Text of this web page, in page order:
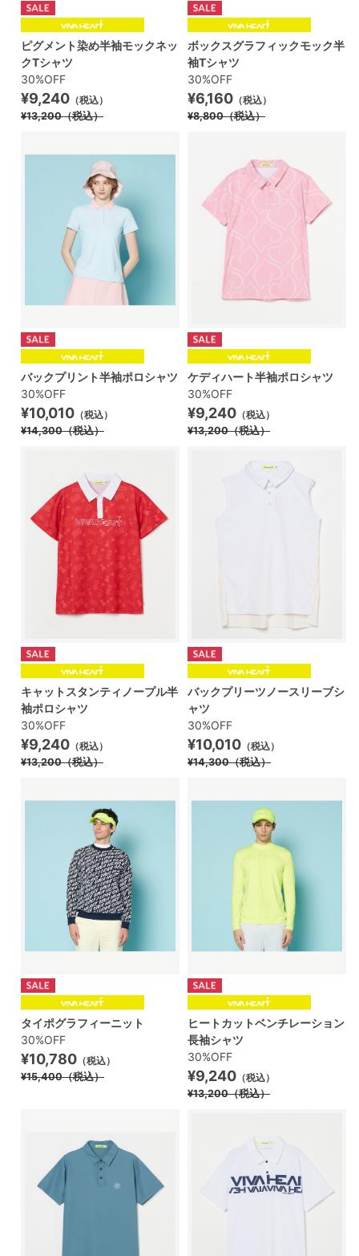
ピグメント染め半袖モックネッ
クTシャツ
30%OFF
¥9,240 （税込）
¥13,200（税込）
ボックスグラフィックモック半
袖Tシャツ
30%OFF
¥6,160 （税込）
¥8,800（税込）
バックプリント半袖ポロシャツ
30%OFF
¥10,010 （税込）
¥14,300（税込）
ケディハート半袖ポロシャツ
30%OFF
¥9,240 （税込）
¥13,200（税込）
キャットスタンティノープル半
袖ポロシャツ
30%OFF
¥9,240 （税込）
¥13,200（税込）
バックプリーツノースリーブシ
ャツ
30%OFF
¥10,010 （税込）
¥14,300（税込）
タイポグラフィーニット
30%OFF
¥10,780 （税込）
¥15,400（税込）
ヒートカットベンチレーション
長袖シャツ
30%OFF
¥9,240 （税込）
¥13,200（税込）